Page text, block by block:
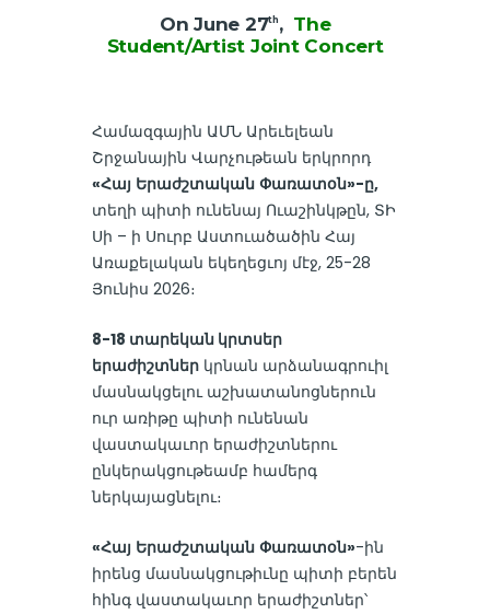
On June 27th , The
Student/Artist Joint Concert
Համազգային ԱՄՆ Արեւելեան
Շրջանային Վարչութեան երկրորդ
«Հայ Երաժշտական Փառատօն»-ը,
տեղի պիտի ունենայ Ուաշինկթըն, ՏԻ
Սի – ի Սուրբ Աստուածածին Հայ
Առաքելական եկեղեցւոյ մէջ, 25-28
Յունիս 2026։
8-18 տարեկան կրտսեր
երաժիշտներ կրնան արձանագրուիլ
մասնակցելու աշխատանոցներուն
ուր առիթը պիտի ունենան
վաստակաւոր երաժիշտներու
ընկերակցութեամբ համերգ
ներկայացնելու։
«Հայ Երաժշտական Փառատօն»-ին
իրենց մասնակցութիւնը պիտի բերեն
հինգ վաստակաւոր երաժիշտներ՝